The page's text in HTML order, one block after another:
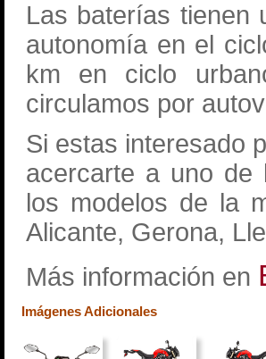
Las baterías tienen
autonomía en el
km en ciclo
circulamos por
Si estas interesado
acercarte a uno de
los modelos de la
Alicante, Gerona,
Más información en
Imágenes Adicionales